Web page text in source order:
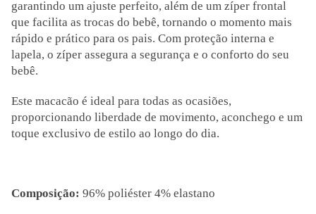
garantindo um ajuste perfeito, além de um zíper frontal
que facilita as trocas do bebê, tornando o momento mais
rápido e prático para os pais. Com proteção interna e
lapela, o zíper assegura a segurança e o conforto do seu
bebê.
Este macacão é ideal para todas as ocasiões,
proporcionando liberdade de movimento, aconchego e um
toque exclusivo de estilo ao longo do dia.
Composição: 96% poliéster 4% elastano